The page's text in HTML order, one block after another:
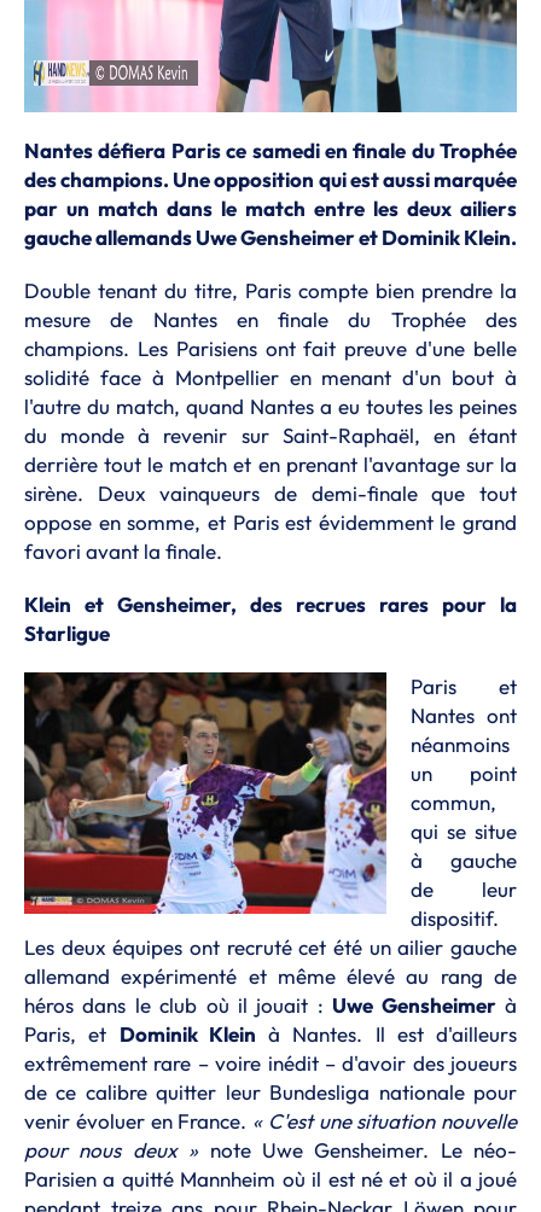
Nantes défiera Paris ce samedi en finale du Trophée
des champions. Une opposition qui est aussi marquée
par un match dans le match entre les deux ailiers
gauche allemands Uwe Gensheimer et Dominik Klein.
Double tenant du titre, Paris compte bien prendre la
mesure de Nantes en finale du Trophée des
champions. Les Parisiens ont fait preuve d'une belle
solidité face à Montpellier en menant d'un bout à
l'autre du match, quand Nantes a eu toutes les peines
du monde à revenir sur Saint-Raphaël, en étant
derrière tout le match et en prenant l'avantage sur la
sirène. Deux vainqueurs de demi-finale que tout
oppose en somme, et Paris est évidemment le grand
favori avant la finale.
Klein et Gensheimer, des recrues rares pour la
Starligue
Paris et
Nantes ont
néanmoins
un point
commun,
qui se situe
à gauche
de leur
dispositif.
Les deux équipes ont recruté cet été un ailier gauche
allemand expérimenté et même élevé au rang de
héros dans le club où il jouait : Uwe Gensheimerà
Paris, et Dominik Klein à Nantes. Il est d'ailleurs
extrêmement rare – voire inédit – d'avoir des joueurs
de ce calibre quitter leur Bundesliga nationale pour
venir évoluer en France. « C'est une situation nouvelle
pour nous deux » note Uwe Gensheimer. Le néo-
Parisien a quitté Mannheim où il est né et où il a joué